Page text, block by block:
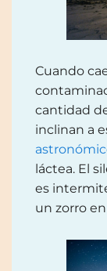
Cuando
cantidad
inclinan a
láctea. El
es
un zorro